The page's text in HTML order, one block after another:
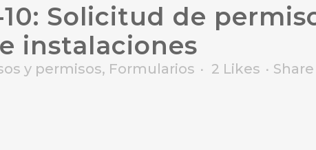
10: Solicitud de
instalaciones
y permisos, Formularios 2 Likes
Share